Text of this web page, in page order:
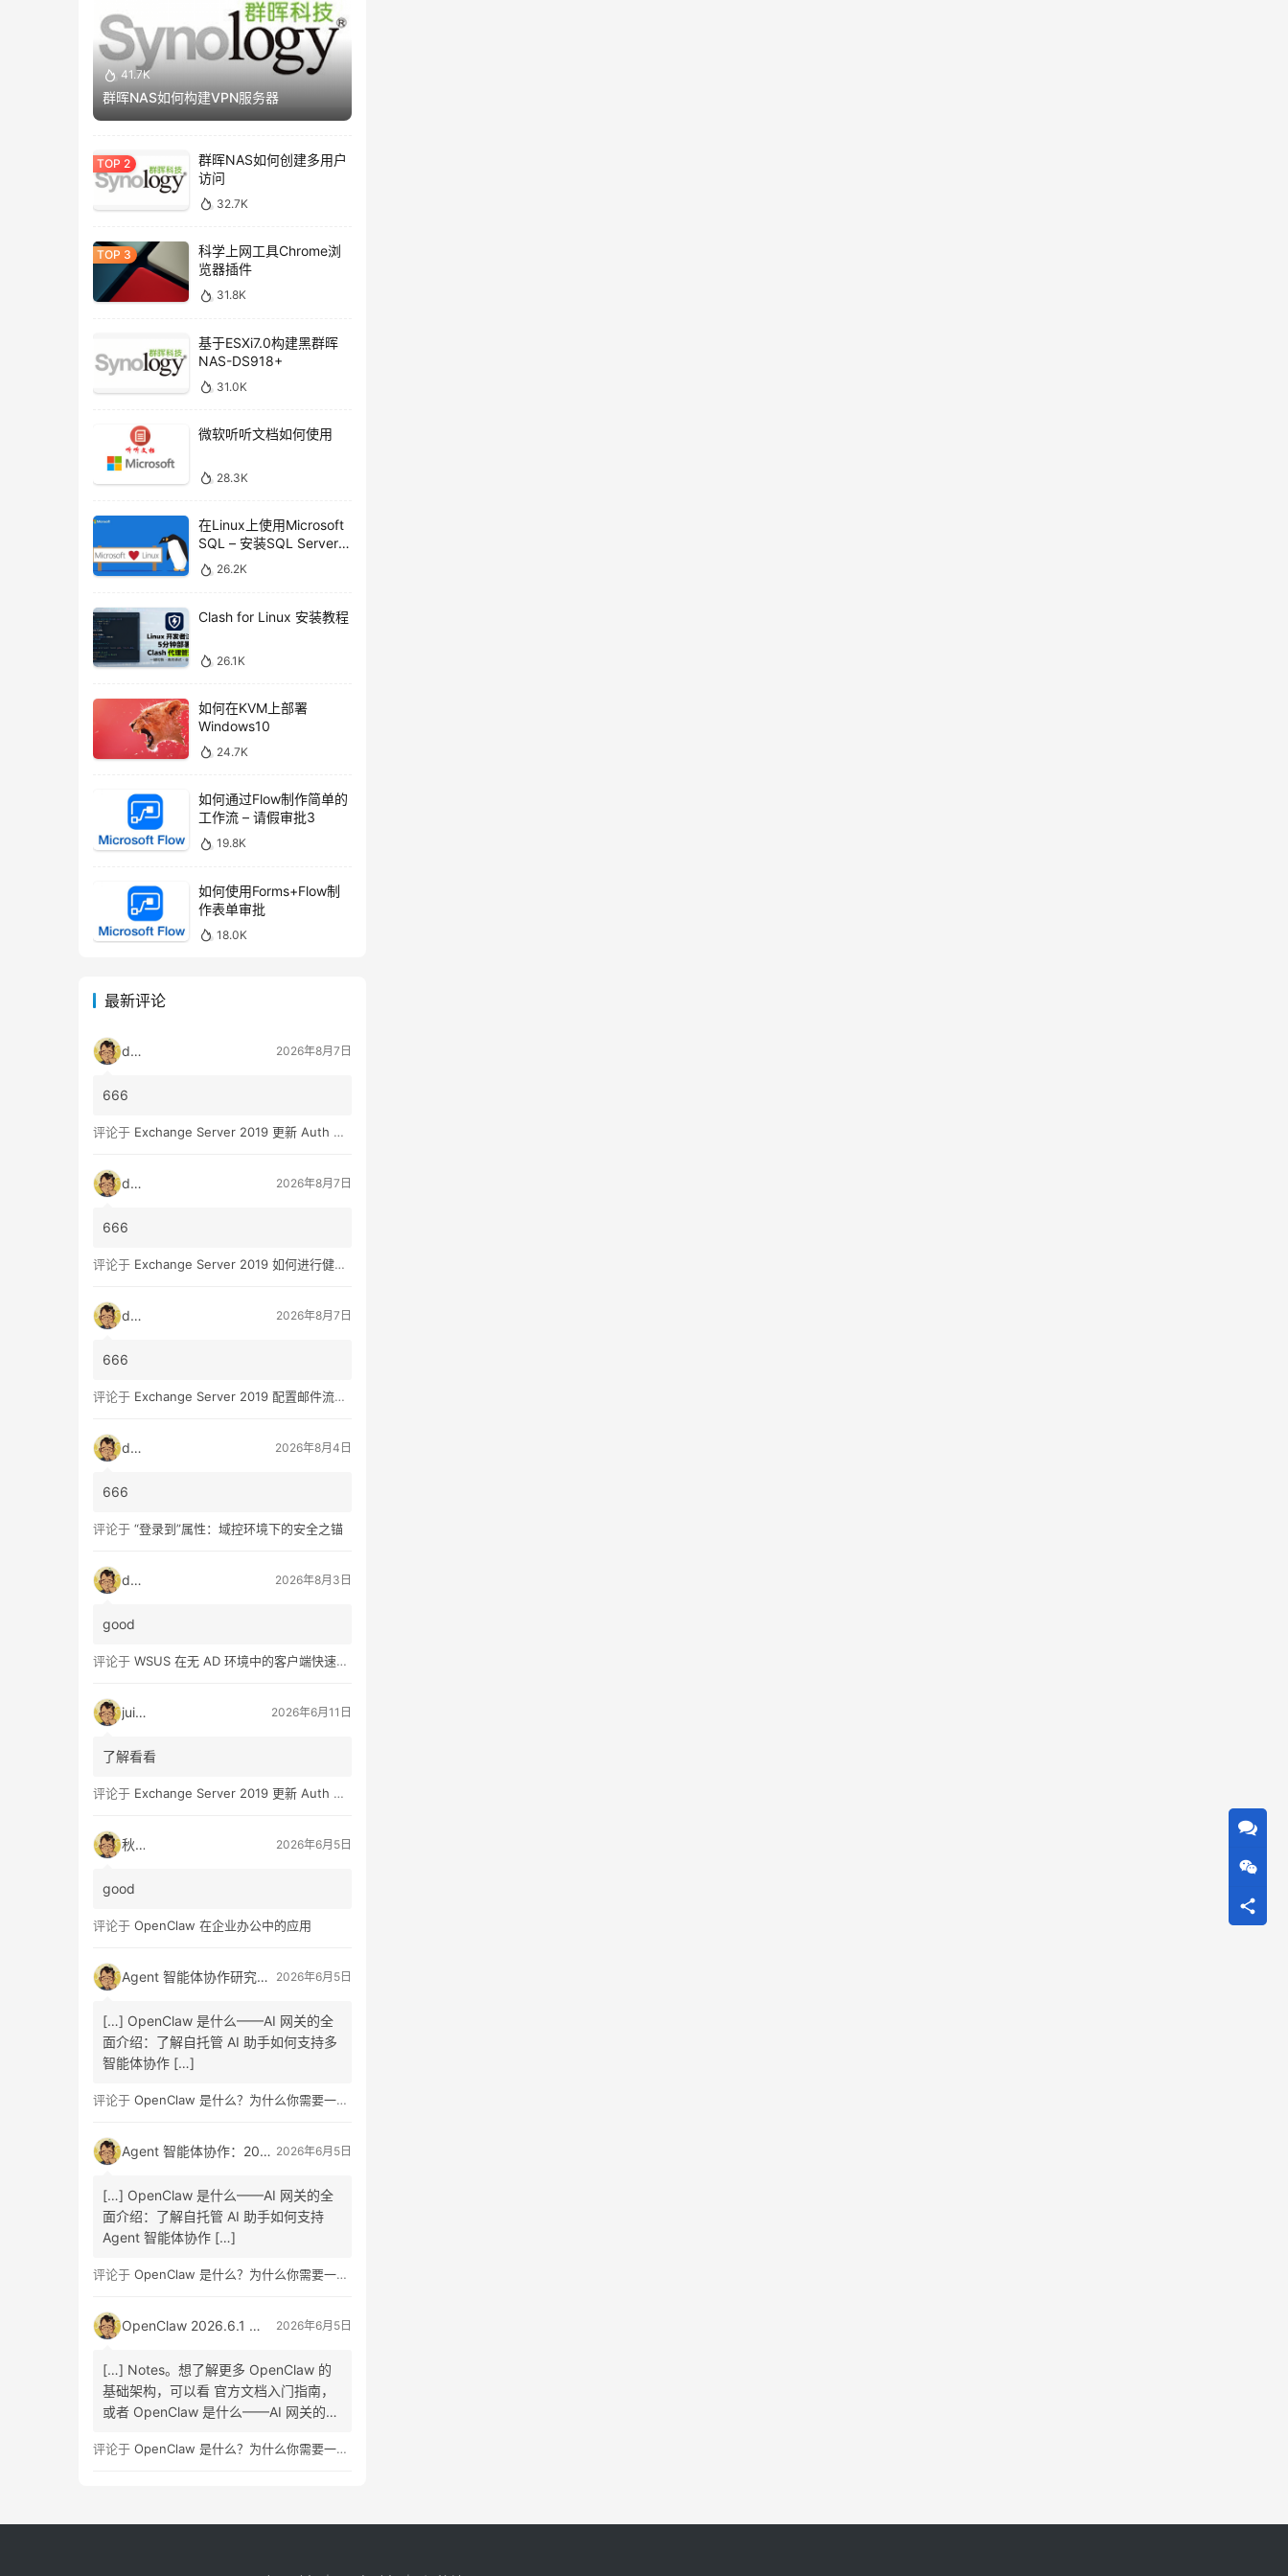
41.7K
群晖NAS如何构建VPN服务器
群晖NAS如何创建多用户
访问
32.7K
科学上网工具Chrome浏
览器插件
31.8K
基于ESXi7.0构建黑群晖
NAS-DS918+
31.0K
微软听听文档如何使用
28.3K
在Linux上使用Microsoft
SQL – 安装SQL Server命
令行工具
26.2K
Clash for Linux 安装教程
26.1K
如何在KVM上部署
Windows10
24.7K
如何通过Flow制作简单的
工作流 – 请假审批3
19.8K
如何使用Forms+Flow制
作表单审批
18.0K
最新评论
dala 2026年8月7日
666
评论于 Exchange Server 2019 更新 Auth Certificate 证书
dala 2026年8月7日
666
评论于 Exchange Server 2019 如何进行健康检查
dala 2026年8月7日
666
评论于 Exchange Server 2019 配置邮件流和客户端访问 – 2
dala 2026年8月4日
666
评论于 “登录到”属性：域控环境下的安全之锚
dala 2026年8月3日
good
评论于 WSUS 在无 AD 环境中的客户端快速配置指南
juice 2026年6月11日
了解看看
评论于 Exchange Server 2019 更新 Auth Certificate 证书
秋日 2026年6月5日
good
评论于 OpenClaw 在企业办公中的应用
Agent 智能体协作研究报告发布：A2A 协议架构设计、信任机制原理、商业链路重构路径与企业组织变革全面解读指南 2026年6月5日
[…] OpenClaw 是什么——AI 网关的全
面介绍：了解自托管 AI 助手如何支持多
智能体协作 […]
评论于 OpenClaw 是什么？为什么你需要一个自托管的 AI 助手？
Agent 智能体协作：2026 最新研究报告发布，A2A 协议、信任机制、商业重构与组织变革全面解读 2026年6月5日
[…] OpenClaw 是什么——AI 网关的全
面介绍：了解自托管 AI 助手如何支持
Agent 智能体协作 […]
评论于 OpenClaw 是什么？为什么你需要一个自托管的 AI 助手？
OpenClaw 2026.6.1 正式版发布：Skill Workshop 与 SQLite 升级指南 2026年6月5日
[…] Notes。想了解更多 OpenClaw 的
基础架构，可以看 官方文档入门指南，
或者 OpenClaw 是什么——AI 网关的全
评论于 OpenClaw 是什么？为什么你需要一个自托管的 AI 助手？